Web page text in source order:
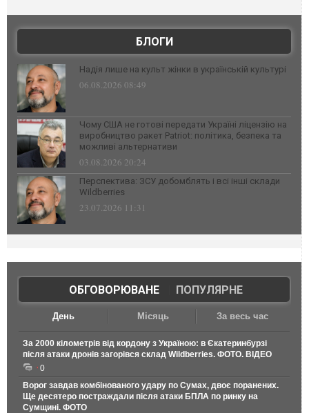
БЛОГИ
Надія лише на культ жінки в українській культурі
06.08.2026 08:49
Чому США не готові передати Україні ліцензію на
виробництво ракет Patriot: політика, безпека та
можливі альтернативи
03.08.2026 20:24
Перспектива: ЗСУ добомблять і всі інші склади
Wildberries
23.07.2026 11:31
ОБГОВОРЮВАНЕ| ПОПУЛЯРНЕ
День Місяць За весь час
За 2000 кілометрів від кордону з Україною: в Єкатеринбурзі
після атаки дронів загорівся склад Wildberries. ФОТО. ВІДЕО
0
Ворог завдав комбінованого удару по Сумах, двоє поранених.
Ще десятеро постраждали після атаки БПЛА по ринку на
Сумщині. ФОТО